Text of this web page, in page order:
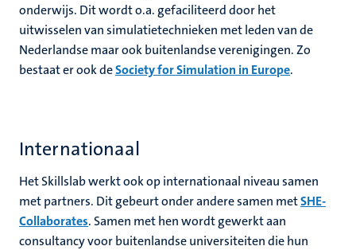
onderwijs. Dit wordt o.a. gefaciliteerd door het
uitwisselen van simulatietechnieken met leden van de
Nederlandse maar ook buitenlandse verenigingen. Zo
bestaat er ook deSociety for Simulation in Europe.
Internationaal
Het Skillslab werkt ook op internationaal niveau samen
met partners. Dit gebeurt onder andere samen metSHE-
Collaborates. Samen met hen wordt gewerkt aan
consultancy voor buitenlandse universiteiten die hun